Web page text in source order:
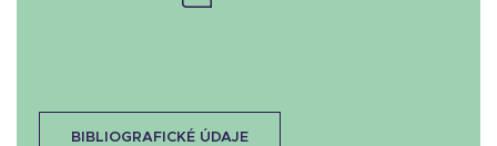
BIBLIOGRAFICKÉ ÚDAJE